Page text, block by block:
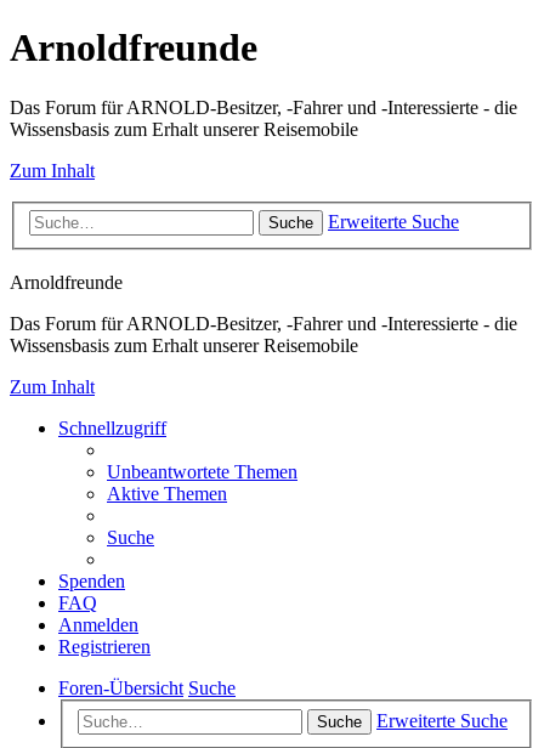
Arnoldfreunde
Das Forum für ARNOLD-Besitzer, -Fahrer und -Interessierte - die
Wissensbasis zum Erhalt unserer Reisemobile
Zum Inhalt
Suche Erweiterte Suche
Arnoldfreunde
Das Forum für ARNOLD-Besitzer, -Fahrer und -Interessierte - die
Wissensbasis zum Erhalt unserer Reisemobile
Zum Inhalt
Schnellzugriff
Unbeantwortete Themen
Aktive Themen
Suche
Spenden
FAQ
Anmelden
Registrieren
Foren-Übersicht Suche
Suche
Erweiterte Suche